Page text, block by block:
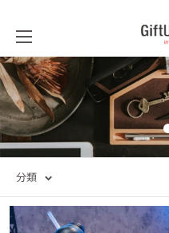
GiftU
尚
網
B2B
分類